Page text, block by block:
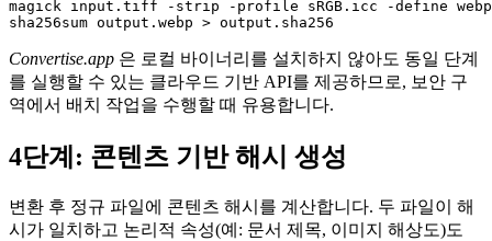
magick input.tiff -strip -profile sRGB.icc -define
Convertise.app 은 로컬 바이너리를 설치하지 않아도 동일 단계
를 실행할 수 있는 클라우드 기반 API를 제공하므로, 보안 구
역에서 배치 작업을 수행할 때 유용합니다.
4단계: 콘텐츠 기반 해시 생성
변환 후 정규 파일에 콘텐츠 해시 를 계산합니다. 두 파일이 해
시가 일치하고 논리적 속성(예: 문서 제목, 이미지 해상도)도